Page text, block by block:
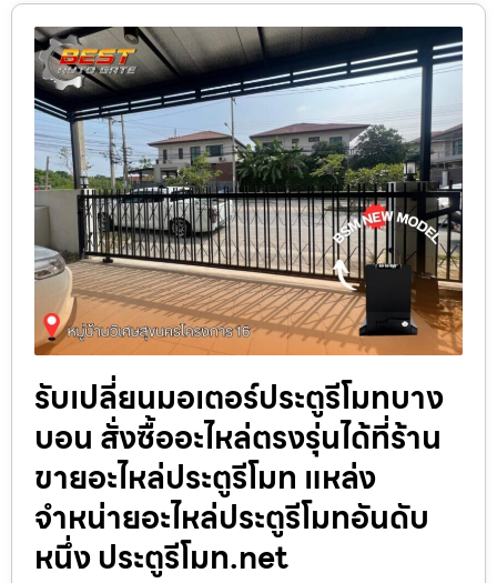
รับเปลี่ยนมอเตอร์ประตูรีโมทบาง
บอน สั่งซื้ออะไหล่ตรงรุ่นได้ที่ร้าน
ขายอะไหล่ประตูรีโมท แหล่ง
จำหน่ายอะไหล่ประตูรีโมทอันดับ
หนึ่ง ประตูรีโมท.net